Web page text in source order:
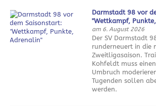
Darmstadt 98 vor
"Wettkampf,
am 6. August 2026
Der SV Darmstadt
runderneuert in die
Zweitligasaison.
Kohfeldt muss
Umbruch
Tugenden sollen
werden.